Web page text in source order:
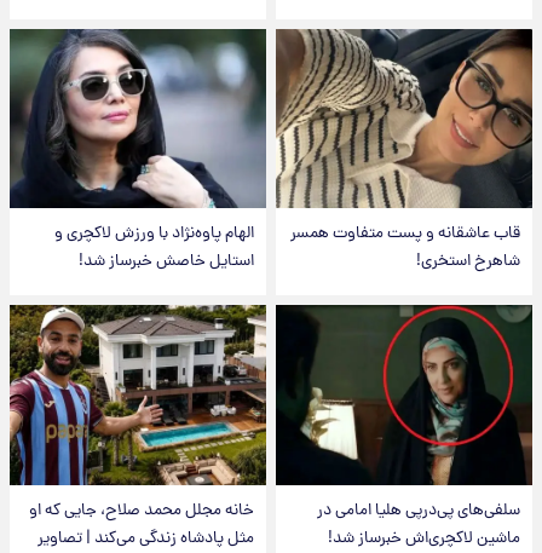
قاب عاشقانه و پست متفاوت همسر
شاهرخ استخری!
الهام پاوه‌نژاد با ورزش لاکچری و
استایل خاصش خبرساز شد!
سلفی‌های پی‌درپی هلیا امامی در
ماشین لاکچری‌اش خبرساز شد!
خانه مجلل محمد صلاح، جایی که او
مثل پادشاه زندگی می‌کند | تصاویر